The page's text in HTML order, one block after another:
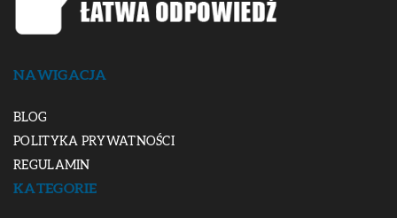
NAWIGACJA
BLOG
POLITYKA PRYWATNOŚCI
REGULAMIN
KATEGORIE